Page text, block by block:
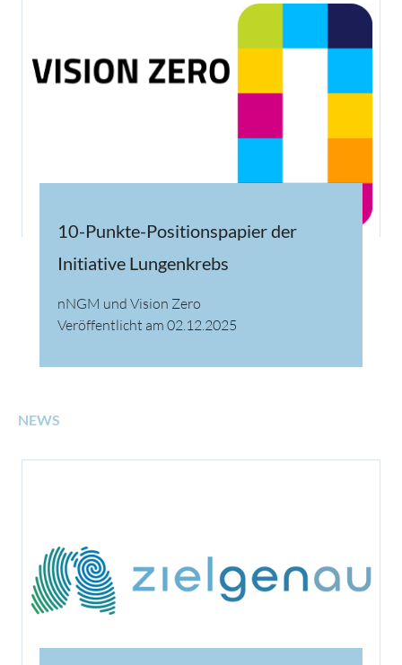
10-Punkte-Positionspapier der
Initiative Lungenkrebs
nNGM und Vision Zero
Veröffentlicht am 02.12.2025
NEWS